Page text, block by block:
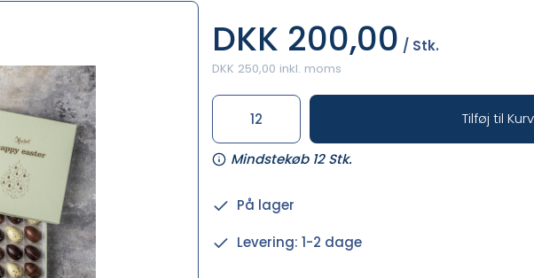
DKK 200,00 / Stk.
DKK 250,00 inkl. moms
Tilføj til Kurv
Mindstekøb 12 Stk.
På lager
Levering: 1-2 dage